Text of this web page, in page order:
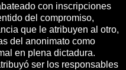
con inscripciones
del compromiso,
que le atribuyen al otro,
del anonimato como
en plena dictadura.
ser los responsables